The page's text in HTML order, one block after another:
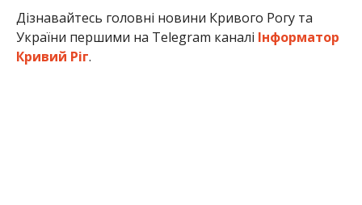
Дізнавайтесь головні новини Кривого Рогу та
України першими на Telegram каналі Інформатор
Кривий Ріг.